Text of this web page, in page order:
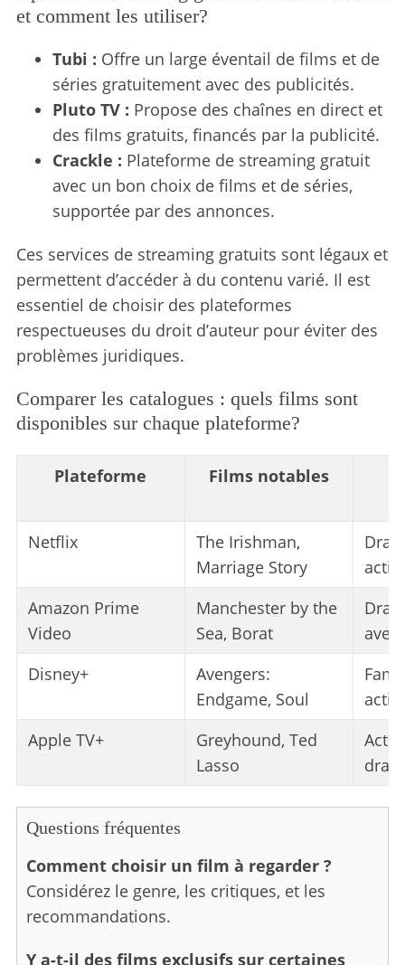
et comment les utiliser?
Tubi : Offre un large éventail de films et de
séries gratuitement avec des publicités.
Pluto TV : Propose des chaînes en direct et
des films gratuits, financés par la publicité.
Crackle : Plateforme de streaming gratuit
avec un bon choix de films et de séries,
supportée par des annonces.
Ces services de streaming gratuits sont légaux et
permettent d’accéder à du contenu varié. Il est
essentiel de choisir des plateformes
respectueuses du droit d’auteur pour éviter des
problèmes juridiques.
Comparer les catalogues : quels films sont
disponibles sur chaque plateforme?
Plateforme
Films notables
Netflix
The Irishman,
Marriage Story
Amazon Prime
Video
Manchester by the
Sea, Borat
Disney+
Avengers:
Endgame, Soul
Apple TV+
Greyhound, Ted
Lasso
Questions fréquentes
Comment choisir un film à regarder ?
Considérez le genre, les critiques, et les
recommandations.
Y a-t-il des films exclusifs sur certaines
e
a
c